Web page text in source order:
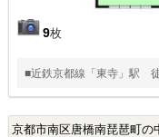
9枚
■近鉄京都線「東寺」駅
京都市南区唐橋南琵琶町の